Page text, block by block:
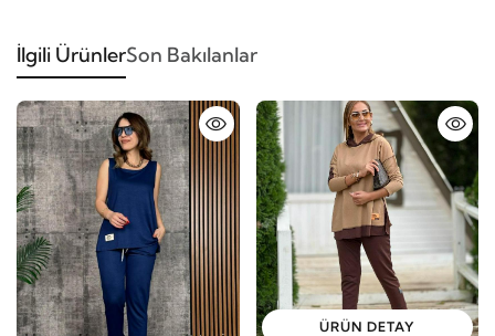
İlgili ÜrünlerSon Bakılanlar
ÜRÜN DETAY